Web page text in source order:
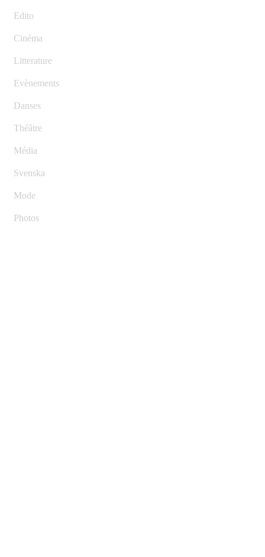
Edito
Cinéma
Litterature
Evènements
Danses
Théâtre
Média
Svenska
Mode
Photos